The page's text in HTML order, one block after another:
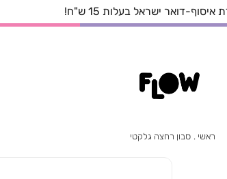
מהחנות הקרובה אליכם בחינם!
ראשי ראשי
סבון רחצה גלקטי